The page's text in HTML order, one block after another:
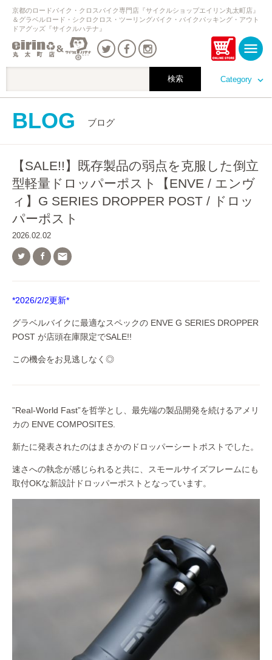
Category
京都のロードバイク・クロスバイク専門店『サイクルショップエイリン丸太町店』
＆グラベルロード・シクロクロス・ツーリングバイク・バイクパッキング・アウト
ドアグッズ『サイクルハテナ』
BLOG ブログ
【SALE!!】既存製品の弱点を克服した倒立
型軽量ドロッパーポスト【ENVE / エンヴ
ィ】G SERIES DROPPER POST / ドロッ
パーポスト
2026.02.02

*2026/2/2更新*
グラベルバイクに最適なスペックの ENVE G SERIES DROPPER
POST が店頭在庫限定でSALE!!
この機会をお見逃しなく◎
”Real-World Fast”を哲学とし、最先端の製品開発を続けるアメリ
カの ENVE COMPOSITES.
新たに発表されたのはまさかのドロッパーシートポストでした。
速さへの執念が感じられると共に、スモールサイズフレームにも
取付OKな新設計ドロッパーポストとなっています。